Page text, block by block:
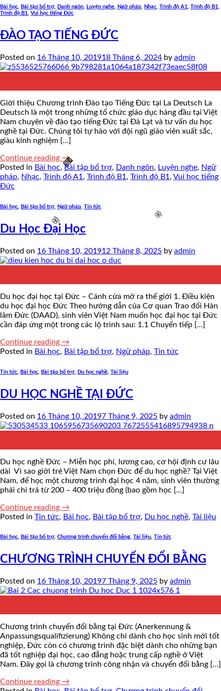
🌸
🧧
Bài học Bài tập bổ trợ Danh ngôn Luyện nghe Ngữ pháp Nhạc Trình độ A1 Trình độ B1
Trình độ B1
Vui học tiếng Đức
ĐÀO TẠO TIẾNG ĐỨC
Posted on 16 Tháng 10, 201918 Tháng 6, 2024 by admin
Giới thiệu Chương trình Đào tạo Tiếng Đức tại La Deutsch La
Deutsch là một trong những tổ chức giáo dục hàng đầu tại Việt
Nam chuyên về đào tạo tiếng Đức tại Đà Lạt và tư vấn du học
nghề tại Đức. Chúng tôi tự hào với đội ngũ giáo viên xuất sắc,
giàu kinh nghiệm […]
Continue reading →
Posted in Bài học, Bài tập bổ trợ, Danh ngôn, Luyện nghe, Ngữ
pháp, Nhạc, Trình độ A1 , Trình độ B1 , Trình độ B1 , Vui học tiếng
Đức
Bài học Bài tập bổ trợ Ngữ pháp Tin tức
Du Học Đại Học
Posted on 16 Tháng 10, 201912 Tháng 8, 2025 by admin
Du học đại học tại Đức – Cánh cửa mở ra thế giới 1. Điều kiện
du học đại học Đức Theo hướng dẫn của Cơ quan Trao đổi Hàn
lâm Đức (DAAD), sinh viên Việt Nam muốn học đại học tại Đức
cần đáp ứng một trong các lộ trình sau: 1.1 Chuyển tiếp […]
Continue reading →
Posted in Bài học, Bài tập bổ trợ, Ngữ pháp, Tin tức
Tin tức Bài học Bài tập bổ trợ Du học nghề Tài liệu
DU HỌC NGHỀ TẠI ĐỨC
Posted on 16 Tháng 10, 20197 Tháng 9, 2025 by admin
Du học nghề Đức – Miễn học phí, lương cao, cơ hội định cư lâu
dài Vì sao giới trẻ Việt Nam chọn Đức để du học nghề? Tại Việt
Nam, để học một chương trình đại học 4 năm, sinh viên thường
phải chi trả từ 200 – 400 triệu đồng (bao gồm học […]
Continue reading →
Posted in Tin tức, Bài học, Bài tập bổ trợ, Du học nghề, Tài liệu
Bài học, Bài tập bổ trợ, Chương trình chuyển đổi bằng, Tài liệu, Tin tức
CHƯƠNG TRÌNH CHUYỂN ĐỔI BẰNG
Posted on 16 Tháng 10, 20197 Tháng 9, 2025 by admin
Chương trình chuyển đổi bằng tại Đức (Anerkennung &
Anpassungsqualifizierung) Không chỉ dành cho học sinh mới tốt
nghiệp, Đức còn có chương trình đặc biệt dành cho những bạn
đã tốt nghiệp đại học, cao đẳng hoặc trung cấp nghề ở Việt
Nam. Đây gọi là chương trình công nhận và chuyển đổi bằng […]
Continue reading →